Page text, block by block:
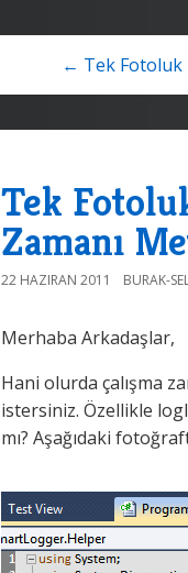
← Tek Fotoluk
Tek
Zamanı
22 HAZIRAN 2011 BURAK-
Merhaba Arkadaşlar,
Hani olurda çalışma
istersiniz. Özellikle
mı? Aşağıdaki